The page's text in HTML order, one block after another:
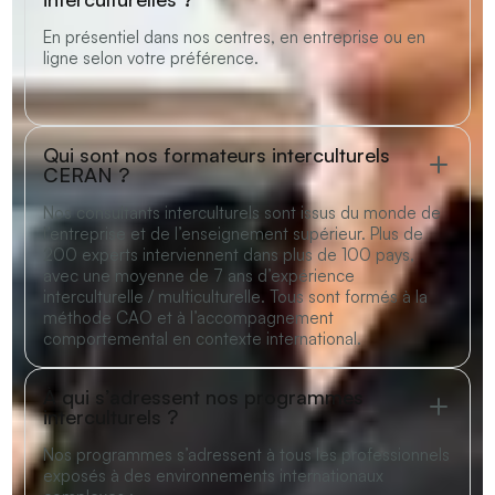
En présentiel dans nos centres, en entreprise ou en
ligne selon votre préférence.
Qui sont nos formateurs interculturels
CERAN ?
Nos consultants interculturels sont issus du monde de
l’entreprise et de l’enseignement supérieur. Plus de
200 experts interviennent dans plus de 100 pays,
avec une moyenne de 7 ans d’expérience
interculturelle / multiculturelle. Tous sont formés à la
méthode CAO et à l’accompagnement
comportemental en contexte international.
À qui s’adressent nos programmes
interculturels ?
Nos programmes s’adressent à tous les professionnels
exposés à des environnements internationaux